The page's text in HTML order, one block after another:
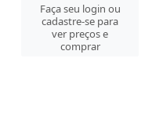
Faça seu login ou
cadastre-se para
ver preços e
comprar